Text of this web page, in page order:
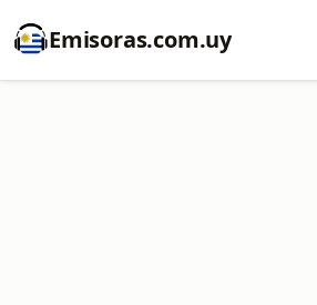
Emisoras.com.uy